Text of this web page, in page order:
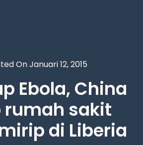
On Januari 12, 2015
Ebola, China
rumah sakit
di Liberia